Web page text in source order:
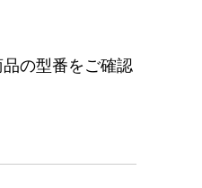
の型番をご確認